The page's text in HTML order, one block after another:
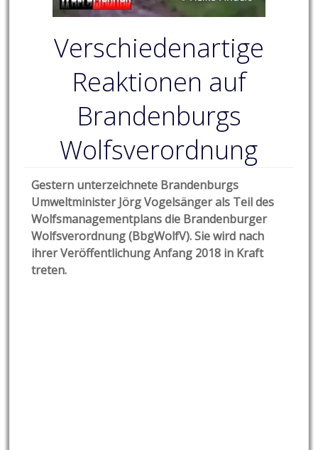
Verschiedenartige
Reaktionen auf
Brandenburgs
Wolfsverordnung
Gestern unterzeichnete Brandenburgs
Umweltminister Jörg Vogelsänger als Teil des
Wolfsmanagementplans die Brandenburger
Wolfsverordnung (BbgWolfV). Sie wird nach
ihrer Veröffentlichung Anfang 2018 in Kraft
treten.